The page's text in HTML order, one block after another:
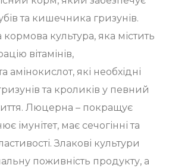
та кишечника гризунів.
культура, яка містить
вітамінів,
амінокислот, які необхідні
та кроликів у певний
Люцерна – покращує
імунітет, має сечогінні та
Злакові культури
поживність продукту, а